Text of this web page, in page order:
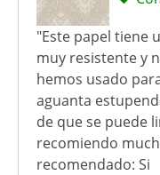
"Este papel tiene
muy resistente y
hemos usado
aguanta
de que se puede
recomiendo
recomendado: Si